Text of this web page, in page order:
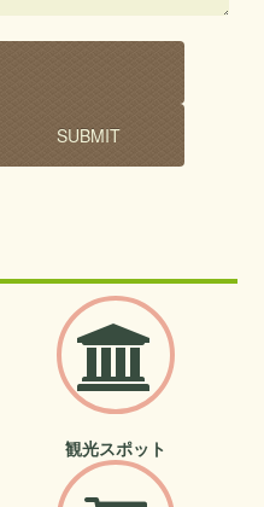
観光スポット